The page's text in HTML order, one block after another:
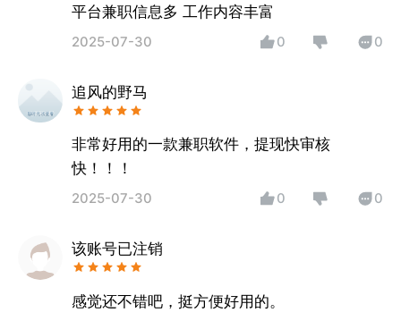
平台兼职信息多 工作内容丰富
2025-07-30 0 0
追风的野马
非常好用的一款兼职软件，提现快审核
快！！！
2025-07-30 0 0
该账号已注销
感觉还不错吧，挺方便好用的。